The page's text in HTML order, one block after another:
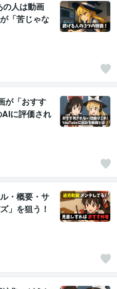
の人は動画
「苦じゃな
す…続く人
何？誰でも
します
が「おすす
に評価され
の失敗」
驚くほど再
・概要・サ
」を狙う！